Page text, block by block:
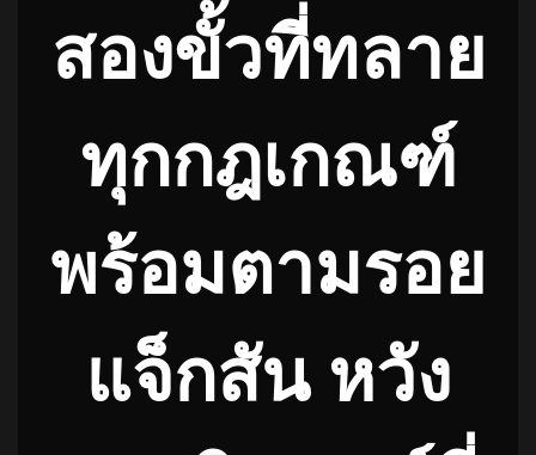
สองขั้วที่ทลาย
ทุกกฎเกณฑ์
พร้อมตามรอย
แจ็กสัน หวัง